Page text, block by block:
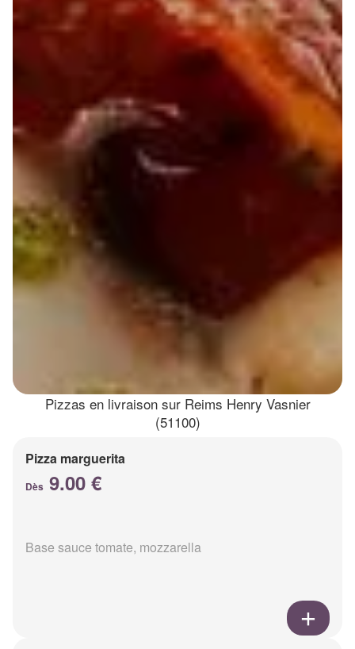
Pizzas en livraison sur Reims Henry Vasnier
(51100)
Pizza marguerita
Dès 9.00 €
Base sauce tomate, mozzarella